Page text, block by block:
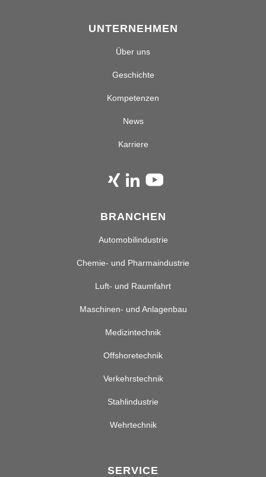
UNTERNEHMEN
Über uns
Geschichte
Kompetenzen
News
Karriere
BRANCHEN
Automobilindustrie
Chemie- und Pharmaindustrie
Luft- und Raumfahrt
Maschinen- und Anlagenbau
Medizintechnik
Offshoretechnik
Verkehrstechnik
Stahlindustrie
Wehrtechnik
SERVICE